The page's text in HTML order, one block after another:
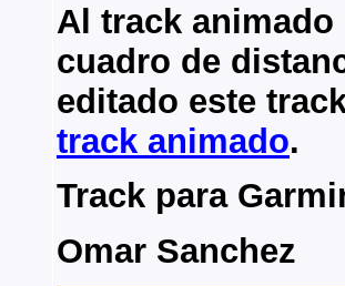
Al track
cuadro de
editado este
track animado.
Track para
Omar Sanchez